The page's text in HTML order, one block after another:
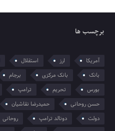
برچسب ها
آمریکا ارز استقلال
بانک
بانک مرکزی برجام
بورس
تحریم ترامپ
حسن روحانی
حمیدرضا نقاشیان
دولت
دونالد ترامپ روحانی